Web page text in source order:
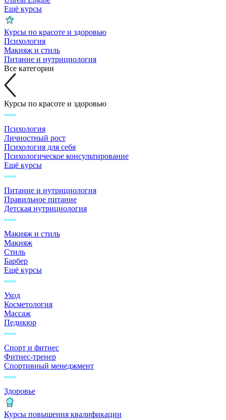
Ещё курсы
Курсы по красоте и здоровью
Психология
Макияж и стиль
Питание и нутрициология
Все категории
Курсы по красоте и здоровью
Психология
Личностный рост
Психология для себя
Психологическое консультирование
Ещё курсы
Питание и нутрициология
Правильное питание
Детская нутрициология
Макияж и стиль
Макияж
Стиль
Барбер
Ещё курсы
Уход
Косметология
Массаж
Педикюр
Спорт и фитнес
Фитнес-тренер
Спортивный менеджмент
Здоровье
Курсы повышения квалификации